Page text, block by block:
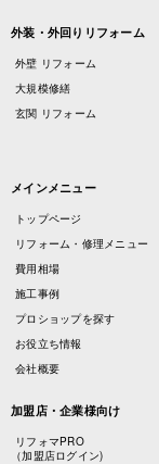
外装・外回りリフォーム
外壁 リフォーム
大規模修繕
玄関 リフォーム
メインメニュー
トップページ
リフォーム・修理メニュー
費用相場
施工事例
プロショップを探す
お役立ち情報
会社概要
加盟店・企業様向け
リフォマPRO
（加盟店ログイン)